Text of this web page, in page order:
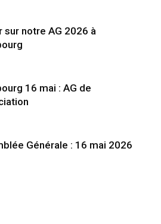
sur notre AG 2026 à
16 mai : AG de
Générale : 16 mai 2026